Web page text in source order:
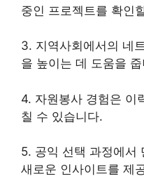
중인 프로젝트를 확인
3. 지역사회에서의 네
을 높이는 데 도움을
4. 자원봉사 경험은 이
칠 수 있습니다.
5. 공익 선택 과정에서
새로운 인사이트를 제